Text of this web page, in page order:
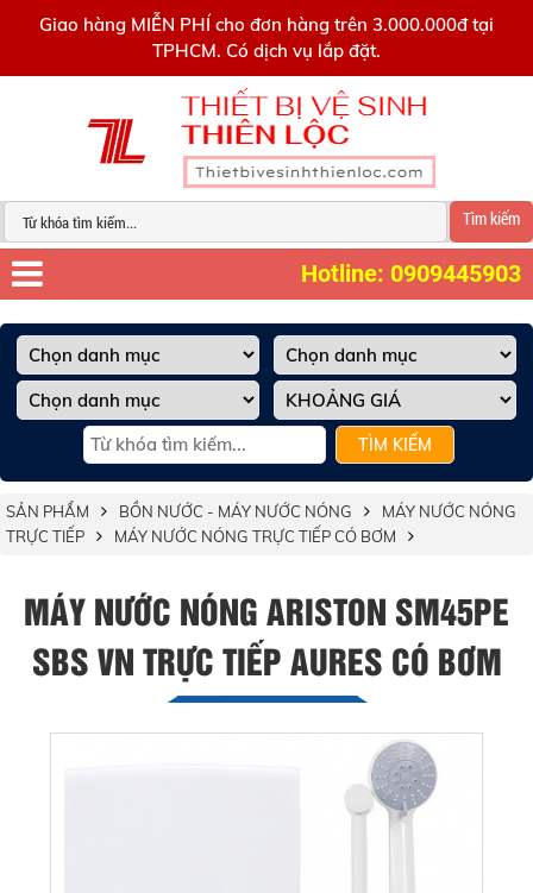
Giao hàng MIỄN PHÍ cho đơn hàng trên 3.000.000đ tại
TPHCM. Có dịch vụ lắp đặt.
Tìm kiếm
Hotline: 0909445903
TÌM KIẾM
SẢN PHẨM BỒN NƯỚC - MÁY NƯỚC NÓNG
MÁY NƯỚC NÓNG
TRỰC TIẾP
MÁY NƯỚC NÓNG TRỰC TIẾP CÓ BƠM
MÁY NƯỚC NÓNG ARISTON SM45PE
SBS VN TRỰC TIẾP AURES CÓ BƠM
0909445903